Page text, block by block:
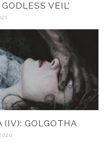
VEIL’
(IV): GOLGOTHA